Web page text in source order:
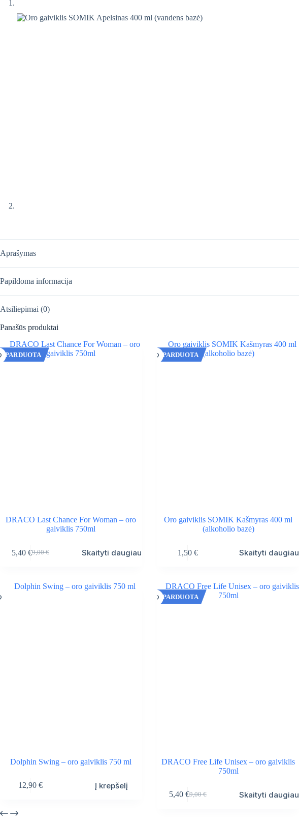
Aprašymas
Papildoma informacija
Atsiliepimai (0)
Panašūs produktai
DRACO Last Chance For Woman – oro
gaiviklis 750ml
9,00€
Original
9,00 €.
5,40 €Current
5,40 €.
Skaityti daugiau
IŠPARDUOTA
Oro gaiviklis SOMIK Kašmyras 400 ml
(alkoholio bazė)
1,50 € Skaityti daugiau
Dolphin Swing – oro gaiviklis 750 ml
12,90 € Į krepšelį
IŠPARDUOTA
DRACO Free Life Unisex – oro gaiviklis
750ml
9,00€
Original
5,40 €Current
Skaityti daugiau